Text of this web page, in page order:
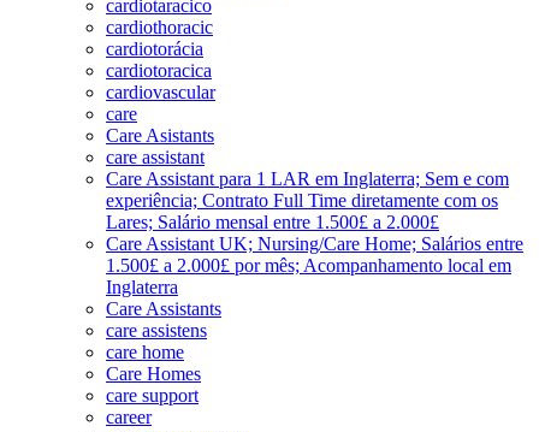
cardiotaracico
cardiothoracic
cardiotorácia
cardiotoracica
cardiovascular
care
Care Asistants
care assistant
Care Assistant para 1 LAR em Inglaterra; Sem e com
experiência; Contrato Full Time diretamente com os
Lares; Salário mensal entre 1.500£ a 2.000£
Care Assistant UK; Nursing/Care Home; Salários entre
1.500£ a 2.000£ por mês; Acompanhamento local em
Inglaterra
Care Assistants
care assistens
care home
Care Homes
care support
career